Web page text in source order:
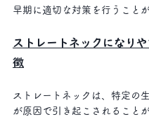
早期に適切な対策を行うこと
ストレートネックになり
徴
ストレートネックは、特定の
が原因で引き起こされること